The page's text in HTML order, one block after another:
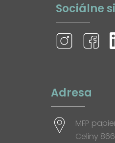
Sociálne
Adresa
MFP
Celiny